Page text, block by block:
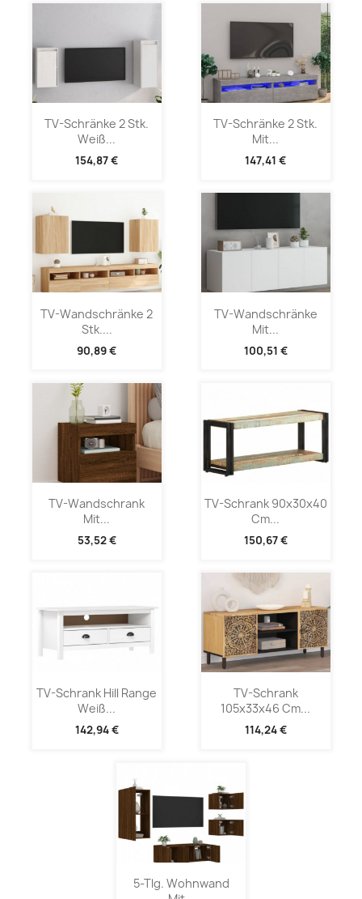
TV-Schränke 2 Stk.
Weiß...
154,87 €
TV-Schränke 2 Stk.
Mit...
147,41 €
TV-Wandschränke 2
Stk....
90,89 €
TV-Wandschränke
Mit...
100,51 €
TV-Wandschrank
Mit...
53,52 €
TV-Schrank 90x30x40
Cm...
150,67 €
TV-Schrank Hill Range
Weiß...
142,94 €
TV-Schrank
105x33x46 Cm...
114,24 €
5-Tlg. Wohnwand